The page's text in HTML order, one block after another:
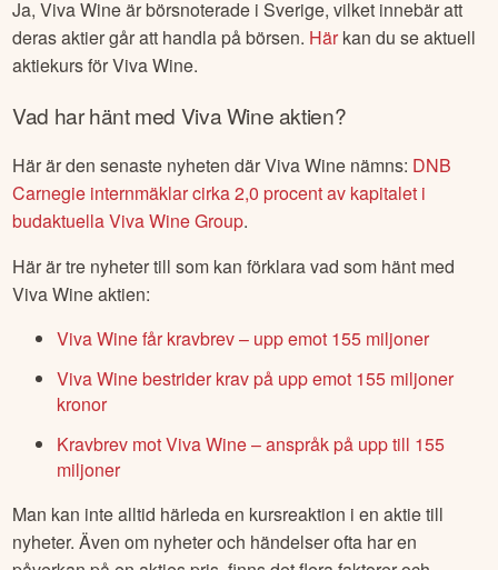
Ja,Viva Wineär börsnoterade i Sverige, vilket innebär att
deras aktier går att handla på börsen. Härkan du se aktuell
aktiekurs förViva Wine.
Vad har hänt med Viva Wineaktien?
Här är den senaste nyheten därViva Wine nämns: DNB
Carnegie internmäklar cirka 2,0 procent av kapitalet i
budaktuella Viva Wine Group.
Här är tre nyheter till som kan förklara vad som hänt med
Viva Wineaktien:
Viva Wine får kravbrev – upp emot 155 miljoner
Viva Wine bestrider krav på upp emot 155 miljoner
kronor
Kravbrev mot Viva Wine – anspråk på upp till 155
miljoner
Man kan inte alltid härleda en kursreaktion i en aktie till
nyheter. Även om nyheter och händelser ofta har en